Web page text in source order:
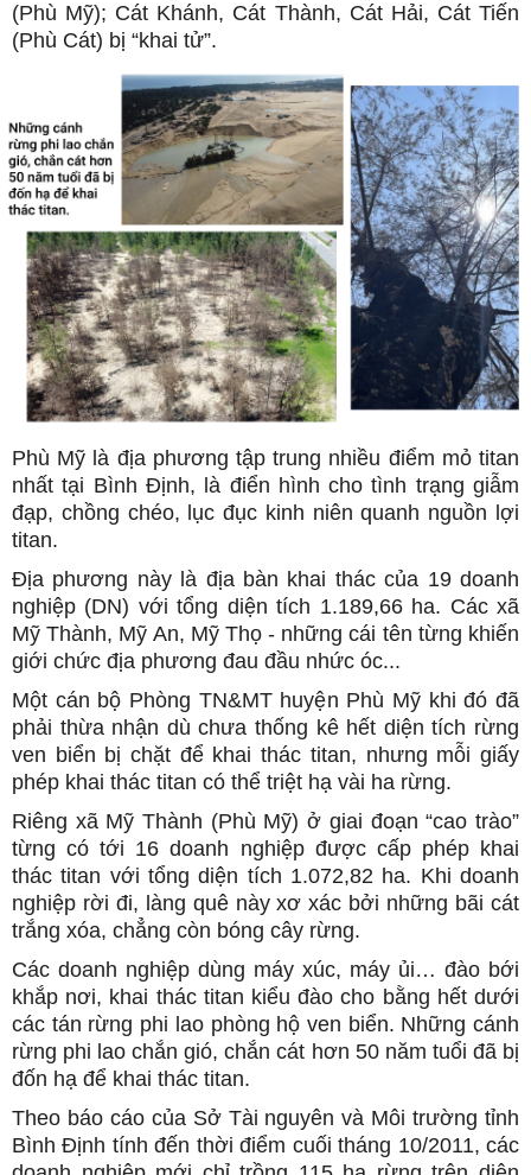
(Phù Mỹ); Cát Khánh, Cát Thành, Cát Hải, Cát Tiến
(Phù Cát) bị “khai tử”.
Phù Mỹ là địa phương tập trung nhiều điểm mỏ titan
nhất tại Bình Định, là điển hình cho tình trạng giẫm
đạp, chồng chéo, lục đục kinh niên quanh nguồn lợi
titan.
Địa phương này là địa bàn khai thác của 19 doanh
nghiệp (DN) với tổng diện tích 1.189,66 ha. Các xã
Mỹ Thành, Mỹ An, Mỹ Thọ - những cái tên từng khiến
giới chức địa phương đau đầu nhức óc...
Một cán bộ Phòng TN&MT huyện Phù Mỹ khi đó đã
phải thừa nhận dù chưa thống kê hết diện tích rừng
ven biển bị chặt để khai thác titan, nhưng mỗi giấy
phép khai thác titan có thể triệt hạ vài ha rừng.
Riêng xã Mỹ Thành (Phù Mỹ) ở giai đoạn “cao trào”
từng có tới 16 doanh nghiệp được cấp phép khai
thác titan với tổng diện tích 1.072,82 ha. Khi doanh
nghiệp rời đi, làng quê này xơ xác bởi những bãi cát
trắng xóa, chẳng còn bóng cây rừng.
Các doanh nghiệp dùng máy xúc, máy ủi… đào bới
khắp nơi, khai thác titan kiểu đào cho bằng hết dưới
các tán rừng phi lao phòng hộ ven biển. Những cánh
rừng phi lao chắn gió, chắn cát hơn 50 năm tuổi đã bị
đốn hạ để khai thác titan.
Theo báo cáo của Sở Tài nguyên và Môi trường tỉnh
Bình Định tính đến thời điểm cuối tháng 10/2011, các